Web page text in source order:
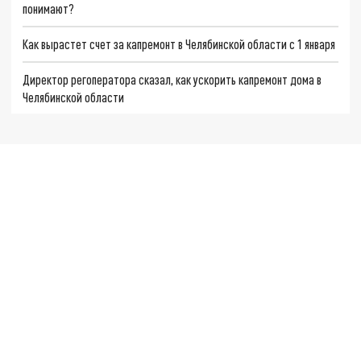
понимают?
Как вырастет счет за капремонт в Челябинской области с 1 января
Директор регоператора сказал, как ускорить капремонт дома в
Челябинской области